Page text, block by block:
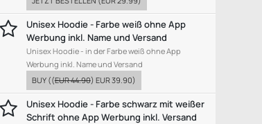
Unisex Hoodie - Farbe weiß ohne App
Werbung inkl. Name und Versand
Unisex Hoodie - in der Farbe weiß ohne App
Werbung inkl. Name und Versand
BUY ((EUR 44.90) EUR 39.90)
Unisex Hoodie - Farbe schwarz mit weißer
Schrift ohne App Werbung inkl. Versand